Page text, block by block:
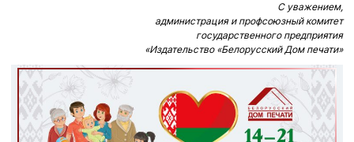
С уважением,
администрация и профсоюзный комитет
государственного предприятия
«Издательство «Белорусский Дом печати»